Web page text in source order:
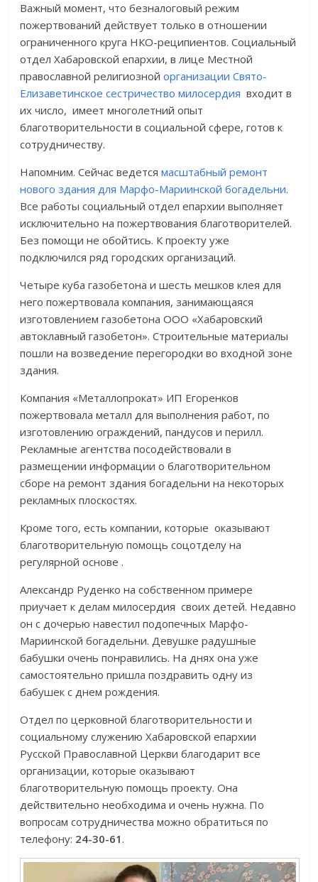
Важный момент, что безналоговый режим
пожертвований действует только в отношении
ограниченного круга НКО-реципиентов. Социальный
отдел Хабаровской епархии, в лице Местной
православной религиознойорганизации Свято-
Елизаветинское сестричество милосердия входит в
их число, имеет многолетний опыт
благотворительности в социальной сфере, готов к
сотрудничеству.
Напомним. Сейчас ведетсямасштабный ремонт
нового здания для Марфо-Мариинской богадельни.
Все работы социальный отдел епархии выполняет
исключительно на пожертвования благотворителей.
Без помощи не обойтись. К проекту уже
подключился ряд городских организаций.
Четыре куба газобетона и шесть мешков клея для
него пожертвовала компания, занимающаяся
изготовлением газобетона ООО «Хабаровский
автоклавный газобетон». Строительные материалы
пошли на возведение перегородки во входной зоне
здания.
Компания «Металлопрокат» ИП Егоренков
пожертвовала металл для выполнения работ, по
изготовлению ограждений, пандусов и перилл.
Рекламные агентства посодействовали в
размещении информации о благотворительном
сборе на ремонт здания богадельни на некоторых
рекламных плоскостях.
Кроме того, есть компании, которые оказывают
благотворительную помощь соцотделу на
регулярной основе .
Александр Руденко на собственном примере
приучает к делам милосердия своих детей. Недавно
он с дочерью навестил подопечных Марфо-
Мариинской богадельни. Девушке радушные
бабушки очень понравились. На днях она уже
самостоятельно пришла поздравить одну из
бабушек с днем рождения.
Отдел по церковной благотворительности и
социальному служению Хабаровской епархии
Русской Православной Церкви благодарит все
организации, которые оказывают
благотворительную помощь проекту. Она
действительно необходима и очень нужна. По
вопросам сотрудничества можно обратиться по
телефону: 24-30-61.